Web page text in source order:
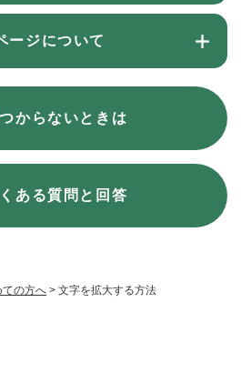
ての方へ > 文字を拡大する方法
ージについて
からないときは
ある質問と回答